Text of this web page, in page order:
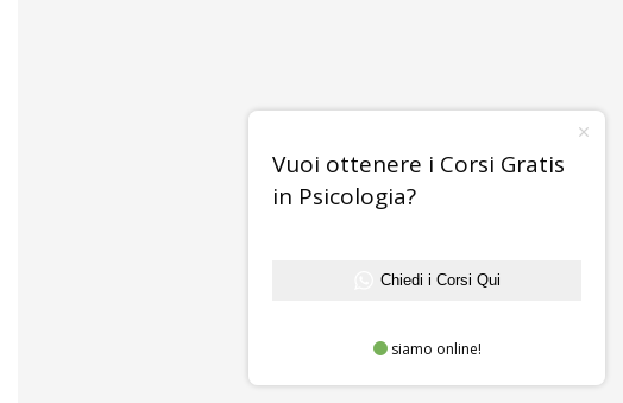
Vuoi ottenere i Corsi Gratis
in Psicologia?
Chiedi i Corsi Qui
siamo online!